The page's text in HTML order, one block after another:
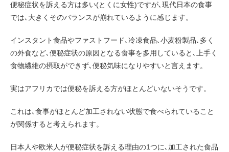
便秘症状を訴える方は多い(とくに女性)ですが､現代日本の食事
では､大きくそのバランスが崩れているように感じます。
インスタント食品やファストフード､冷凍食品､小麦粉製品､多く
の外食など､便秘症状の原因となる食事を多用していると､上手く
食物繊維の摂取ができず､便秘気味になりやすいと言えます。
実はアフリカでは便秘を訴える方がほとんどいないそうです。
これは､食事がほとんど加工されない状態で食べられていること
が関係すると考えられます。
日本人や欧米人が便秘症状を訴える理由の1つに､加工された食品